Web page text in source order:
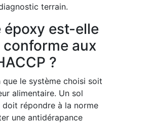
terrain.
époxy est-elle
aux
?
que le système choisi soit
alimentaire. Un sol
répondre à la norme
une antidérapance